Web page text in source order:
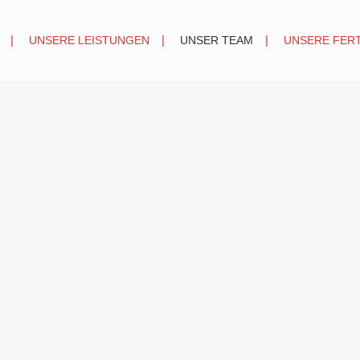
UNSERE LEISTUNGEN UNSER TEAM UNSERE